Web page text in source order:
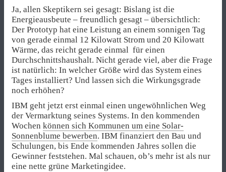
Ja, allen Skeptikern sei gesagt: Bislang ist die
Energieausbeute – freundlich gesagt – übersichtlich:
Der Prototyp hat eine Leistung an einem sonnigen Tag
von gerade einmal 12 Kilowatt Strom und 20 Kilowatt
Wärme, das reicht gerade einmal für einen
Durchschnittshaushalt. Nicht gerade viel, aber die Frage
ist natürlich: In welcher Größe wird das System eines
Tages installiert? Und lassen sich die Wirkungsgrade
noch erhöhen?
IBM geht jetzt erst einmal einen ungewöhnlichen Weg
der Vermarktung seines Systems. In den kommenden
Wochen können sich Kommunen um eine Solar-
Sonnenblume bewerben. IBM finanziert den Bau und
Schulungen, bis Ende kommenden Jahres sollen die
Gewinner feststehen. Mal schauen, ob’s mehr ist als nur
eine nette grüne Marketingidee.